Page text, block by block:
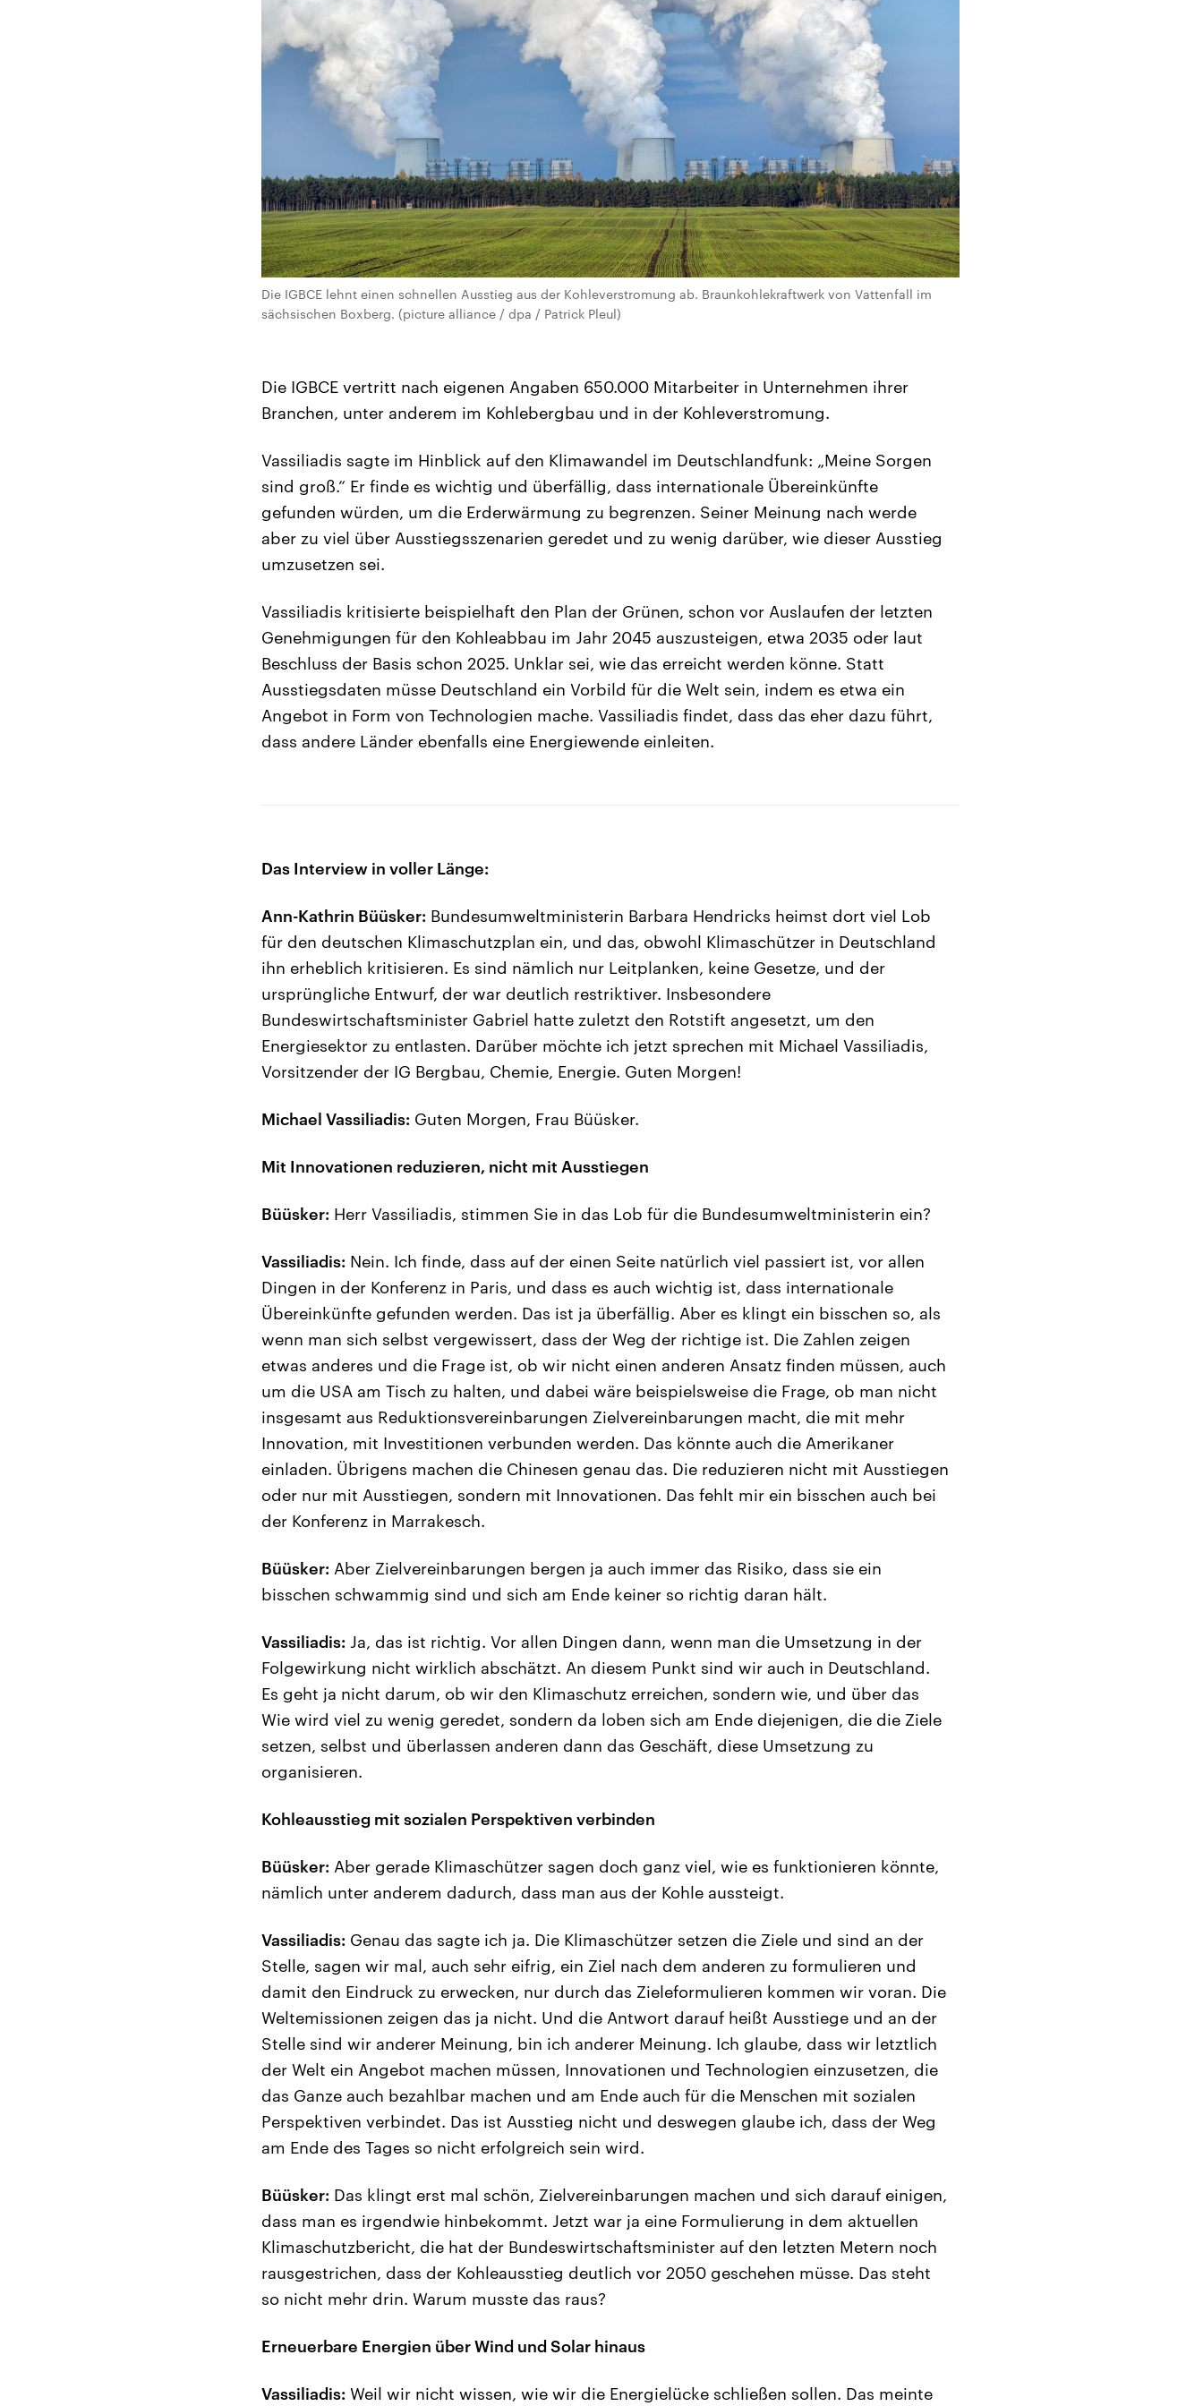
Die IGBCE lehnt einen schnellen Ausstieg aus der Kohleverstromung ab. Braunkohlekraftwerk von Vattenfall im
sächsischen Boxberg. (picture alliance / dpa / Patrick Pleul)
Die IGBCE vertritt nach eigenen Angaben 650.000 Mitarbeiter in Unternehmen ihrer
Branchen, unter anderem im Kohlebergbau und in der Kohleverstromung.
Vassiliadis sagte im Hinblick auf den Klimawandel im Deutschlandfunk: „Meine Sorgen
sind groß.“ Er finde es wichtig und überfällig, dass internationale Übereinkünfte
gefunden würden, um die Erderwärmung zu begrenzen. Seiner Meinung nach werde
aber zu viel über Ausstiegsszenarien geredet und zu wenig darüber, wie dieser Ausstieg
umzusetzen sei.
Vassiliadis kritisierte beispielhaft den Plan der Grünen, schon vor Auslaufen der letzten
Genehmigungen für den Kohleabbau im Jahr 2045 auszusteigen, etwa 2035 oder laut
Beschluss der Basis schon 2025. Unklar sei, wie das erreicht werden könne. Statt
Ausstiegsdaten müsse Deutschland ein Vorbild für die Welt sein, indem es etwa ein
Angebot in Form von Technologien mache. Vassiliadis findet, dass das eher dazu führt,
dass andere Länder ebenfalls eine Energiewende einleiten.
Das Interview in voller Länge:
Ann-Kathrin Büüsker: Bundesumweltministerin Barbara Hendricks heimst dort viel Lob
für den deutschen Klimaschutzplan ein, und das, obwohl Klimaschützer in Deutschland
ihn erheblich kritisieren. Es sind nämlich nur Leitplanken, keine Gesetze, und der
ursprüngliche Entwurf, der war deutlich restriktiver. Insbesondere
Bundeswirtschaftsminister Gabriel hatte zuletzt den Rotstift angesetzt, um den
Energiesektor zu entlasten. Darüber möchte ich jetzt sprechen mit Michael Vassiliadis,
Vorsitzender der IG Bergbau, Chemie, Energie. Guten Morgen!
Michael Vassiliadis: Guten Morgen, Frau Büüsker.
Mit Innovationen reduzieren, nicht mit Ausstiegen
Büüsker: Herr Vassiliadis, stimmen Sie in das Lob für die Bundesumweltministerin ein?
Vassiliadis: Nein. Ich finde, dass auf der einen Seite natürlich viel passiert ist, vor allen
Dingen in der Konferenz in Paris, und dass es auch wichtig ist, dass internationale
Übereinkünfte gefunden werden. Das ist ja überfällig. Aber es klingt ein bisschen so, als
wenn man sich selbst vergewissert, dass der Weg der richtige ist. Die Zahlen zeigen
etwas anderes und die Frage ist, ob wir nicht einen anderen Ansatz finden müssen, auch
um die USA am Tisch zu halten, und dabei wäre beispielsweise die Frage, ob man nicht
insgesamt aus Reduktionsvereinbarungen Zielvereinbarungen macht, die mit mehr
Innovation, mit Investitionen verbunden werden. Das könnte auch die Amerikaner
einladen. Übrigens machen die Chinesen genau das. Die reduzieren nicht mit Ausstiegen
oder nur mit Ausstiegen, sondern mit Innovationen. Das fehlt mir ein bisschen auch bei
der Konferenz in Marrakesch.
Büüsker: Aber Zielvereinbarungen bergen ja auch immer das Risiko, dass sie ein
bisschen schwammig sind und sich am Ende keiner so richtig daran hält.
Vassiliadis: Ja, das ist richtig. Vor allen Dingen dann, wenn man die Umsetzung in der
Folgewirkung nicht wirklich abschätzt. An diesem Punkt sind wir auch in Deutschland.
Es geht ja nicht darum, ob wir den Klimaschutz erreichen, sondern wie, und über das
Wie wird viel zu wenig geredet, sondern da loben sich am Ende diejenigen, die die Ziele
setzen, selbst und überlassen anderen dann das Geschäft, diese Umsetzung zu
organisieren.
Kohleausstieg mit sozialen Perspektiven verbinden
Büüsker: Aber gerade Klimaschützer sagen doch ganz viel, wie es funktionieren könnte,
nämlich unter anderem dadurch, dass man aus der Kohle aussteigt.
Vassiliadis: Genau das sagte ich ja. Die Klimaschützer setzen die Ziele und sind an der
Stelle, sagen wir mal, auch sehr eifrig, ein Ziel nach dem anderen zu formulieren und
damit den Eindruck zu erwecken, nur durch das Zieleformulieren kommen wir voran. Die
Weltemissionen zeigen das ja nicht. Und die Antwort darauf heißt Ausstiege und an der
Stelle sind wir anderer Meinung, bin ich anderer Meinung. Ich glaube, dass wir letztlich
der Welt ein Angebot machen müssen, Innovationen und Technologien einzusetzen, die
das Ganze auch bezahlbar machen und am Ende auch für die Menschen mit sozialen
Perspektiven verbindet. Das ist Ausstieg nicht und deswegen glaube ich, dass der Weg
am Ende des Tages so nicht erfolgreich sein wird.
Büüsker: Das klingt erst mal schön, Zielvereinbarungen machen und sich darauf einigen,
dass man es irgendwie hinbekommt. Jetzt war ja eine Formulierung in dem aktuellen
Klimaschutzbericht, die hat der Bundeswirtschaftsminister auf den letzten Metern noch
rausgestrichen, dass der Kohleausstieg deutlich vor 2050 geschehen müsse. Das steht
so nicht mehr drin. Warum musste das raus?
Erneuerbare Energien über Wind und Solar hinaus
Vassiliadis: Weil wir nicht wissen, wie wir die Energielücke schließen sollen. Das meinte